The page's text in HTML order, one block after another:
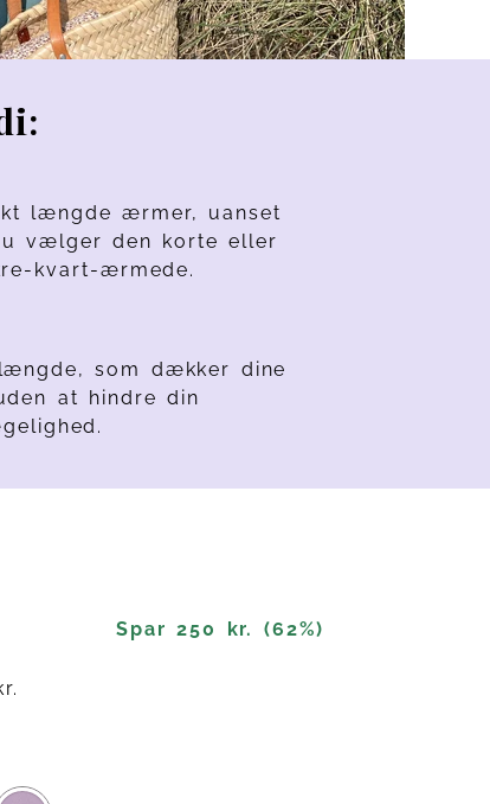
længde ærmer, uanset
vælger den korte eller
kvart-ærmede.
som dækker dine
at hindre din
Spar250 kr. (62%)